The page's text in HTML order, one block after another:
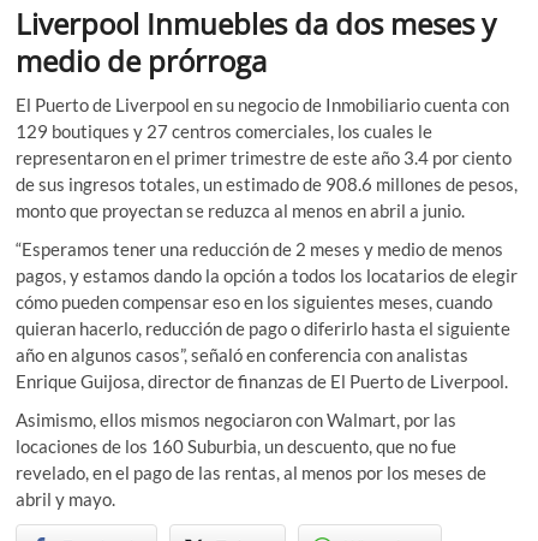
Liverpool Inmuebles da dos meses y
medio de prórroga
El Puerto de Liverpool en su negocio de Inmobiliario cuenta con
129 boutiques y 27 centros comerciales, los cuales le
representaron en el primer trimestre de este año 3.4 por ciento
de sus ingresos totales, un estimado de 908.6 millones de pesos,
monto que proyectan se reduzca al menos en abril a junio.
“Esperamos tener una reducción de 2 meses y medio de menos
pagos, y estamos dando la opción a todos los locatarios de elegir
cómo pueden compensar eso en los siguientes meses, cuando
quieran hacerlo, reducción de pago o diferirlo hasta el siguiente
año en algunos casos”, señaló en conferencia con analistas
Enrique Guijosa, director de finanzas de El Puerto de Liverpool.
Asimismo, ellos mismos negociaron con Walmart, por las
locaciones de los 160 Suburbia, un descuento, que no fue
revelado, en el pago de las rentas, al menos por los meses de
abril y mayo.